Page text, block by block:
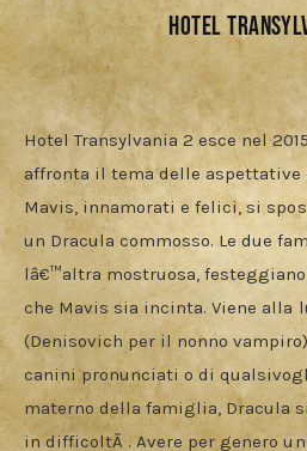
Hotel
Hotel Transylvania 2 esce nel
affronta il tema delle
Mavis, innamorati e felici, si
un Dracula commosso. Le due
lâ€™altra mostruosa,
che Mavis sia incinta. Viene alla
(Denisovich per il nonno
canini pronunciati o di
materno della famiglia, Dracula
in difficoltÃ . Avere per genero